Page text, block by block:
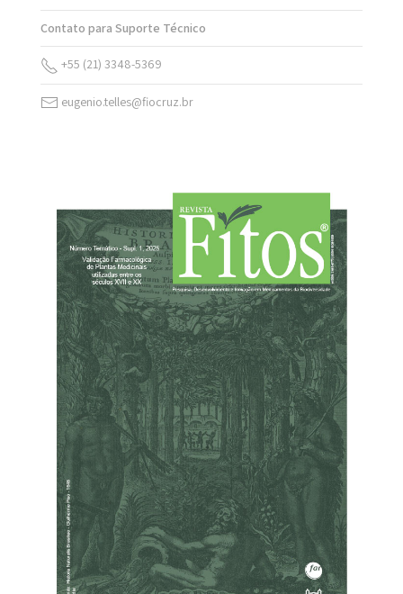
Contato para Suporte Técnico
+55 (21) 3348-5369
eugenio.telles@fiocruz.br